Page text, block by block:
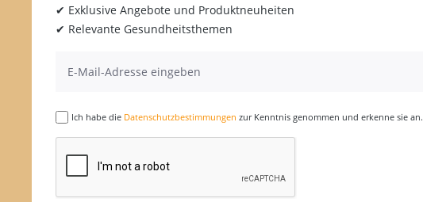
✔ Exklusive Angebote und Produktneuheiten
✔ Relevante Gesundheitsthemen
Ich habe die Datenschutzbestimmungen zur Kenntnis genommen und erkenne sie an.